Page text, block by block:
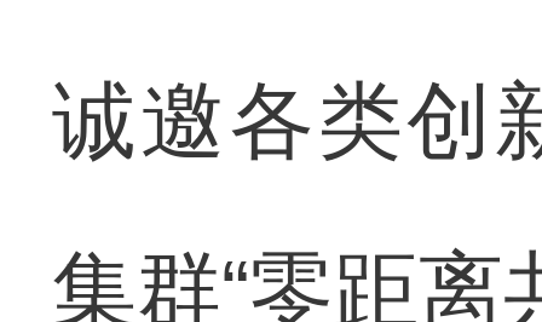
诚邀各类创
集群“零距离